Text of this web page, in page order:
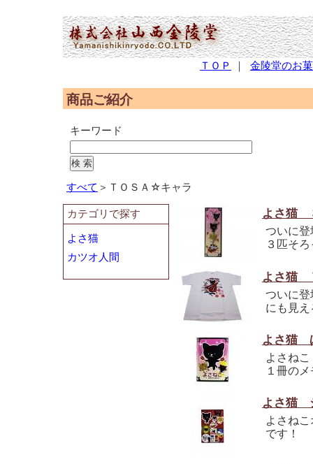
ＴＯＰ ｜ 金陵堂のお
商品ご紹介
キーワード
すべて ＞ＴＯＳＡ☆キャラ
カテゴリで探す
よさ猫
カツオ人間
よさ猫
ついに
３匹そ
よさ猫
ついに
にも見
よさ猫
よさね
１冊の
よさ猫
よさね
です！